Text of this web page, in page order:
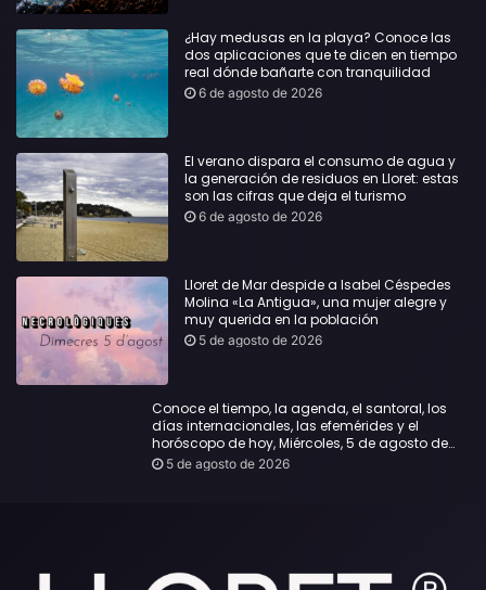
¿Hay medusas en la playa? Conoce las
dos aplicaciones que te dicen en tiempo
real dónde bañarte con tranquilidad
6 de agosto de 2026
El verano dispara el consumo de agua y
la generación de residuos en Lloret: estas
son las cifras que deja el turismo
6 de agosto de 2026
Lloret de Mar despide a Isabel Céspedes
Molina «La Antigua», una mujer alegre y
muy querida en la población
5 de agosto de 2026
Conoce el tiempo, la agenda, el santoral, los
días internacionales, las efemérides y el
horóscopo de hoy, Miércoles, 5 de agosto de
2026:
5 de agosto de 2026